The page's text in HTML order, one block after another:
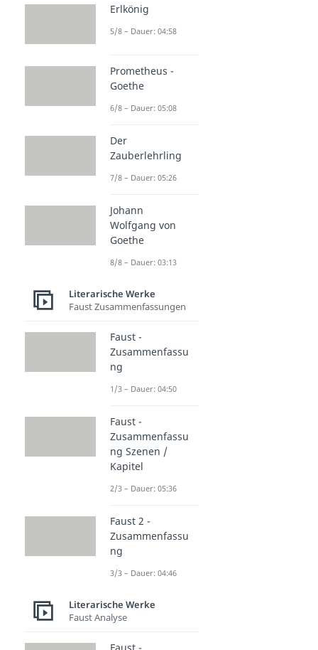
Erlkönig
5/8 – Dauer: 04:58
Prometheus -
Goethe
6/8 – Dauer: 05:08
Der
Zauberlehrling
7/8 – Dauer: 05:26
Johann
Wolfgang von
Goethe
8/8 – Dauer: 03:13
Literarische Werke
Faust Zusammenfassungen
Faust -
Zusammenfassu
ng
1/3 – Dauer: 04:50
Faust -
Zusammenfassu
ng Szenen /
Kapitel
2/3 – Dauer: 05:36
Faust 2 -
Zusammenfassu
ng
3/3 – Dauer: 04:46
Literarische Werke
Faust Analyse